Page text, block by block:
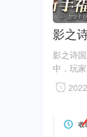
影之
积攒
影之诗
中，玩
好地发
过争取
即使今